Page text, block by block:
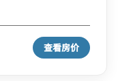
查看房价